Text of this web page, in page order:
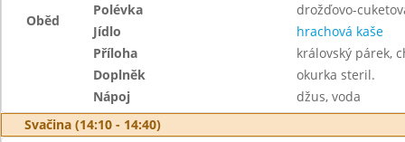
Oběd
Polévka
drožďovo-
Jídlo
hrachová kaše
Příloha
královský párek,
Doplněk
okurka steril.
Nápoj
džus, voda
Svačina (14:10 - 14:40)